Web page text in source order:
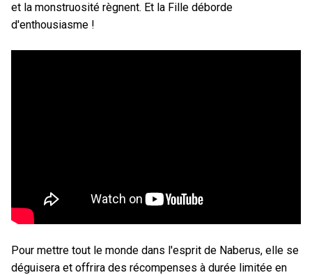
et la monstruosité règnent. Et la Fille déborde
d'enthousiasme !
Pour mettre tout le monde dans l'esprit de Naberus, elle se
déguisera et offrira des récompenses à durée limitée en